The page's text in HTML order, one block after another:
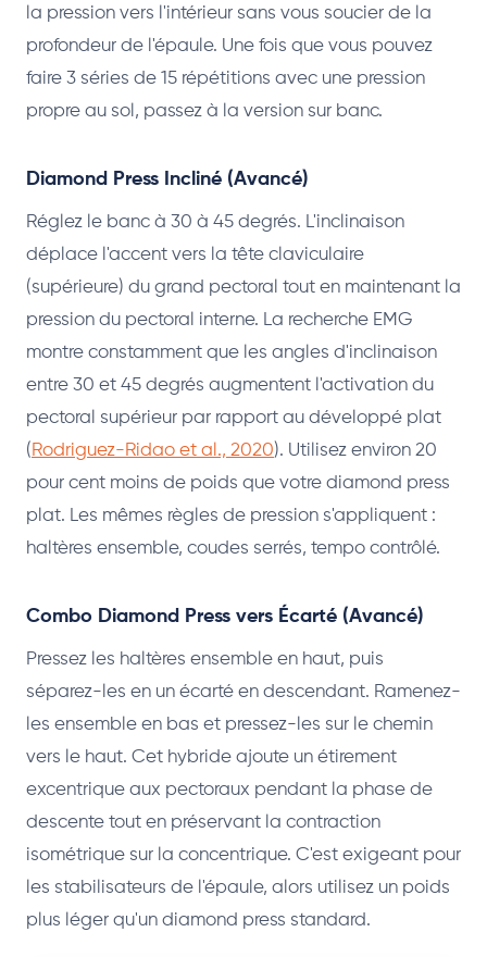
la pression vers l'intérieur sans vous soucier de la
profondeur de l'épaule. Une fois que vous pouvez
faire 3 séries de 15 répétitions avec une pression
propre au sol, passez à la version sur banc.
Diamond Press Incliné (Avancé)
Réglez le banc à 30 à 45 degrés. L'inclinaison
déplace l'accent vers la tête claviculaire
(supérieure) du grand pectoral tout en maintenant la
pression du pectoral interne. La recherche EMG
montre constamment que les angles d'inclinaison
entre 30 et 45 degrés augmentent l'activation du
pectoral supérieur par rapport au développé plat
( Rodriguez-Ridao et al., 2020). Utilisez environ 20
pour cent moins de poids que votre diamond press
plat. Les mêmes règles de pression s'appliquent :
haltères ensemble, coudes serrés, tempo contrôlé.
Combo Diamond Press vers Écarté (Avancé)
Pressez les haltères ensemble en haut, puis
séparez-les en un écarté en descendant. Ramenez-
les ensemble en bas et pressez-les sur le chemin
vers le haut. Cet hybride ajoute un étirement
excentrique aux pectoraux pendant la phase de
descente tout en préservant la contraction
isométrique sur la concentrique. C'est exigeant pour
les stabilisateurs de l'épaule, alors utilisez un poids
plus léger qu'un diamond press standard.